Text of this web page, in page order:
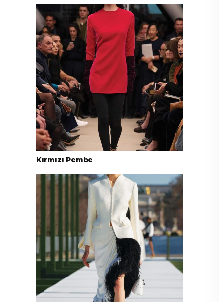
Kırmızı Pembe